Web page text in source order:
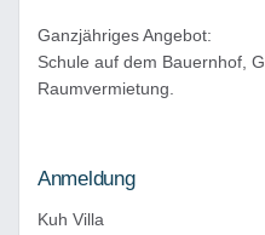
Ganzjähriges Angebot:
Schule auf dem Bauernhof,
Raumvermietung.
Anmeldung
Kuh Villa